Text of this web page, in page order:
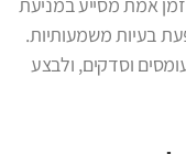
בעיות משמעותיות.
וסדקים, ולבצע